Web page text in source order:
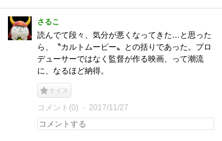
さるこ
読んでて段々、気分が悪くなってきた…と思った
ら、〝カルトムービー〟との括りであった。プロ
デューサーではなく監督が作る映画、って潮流
に、なるほど納得。
ナイス
コメント(0) 2017/11/27